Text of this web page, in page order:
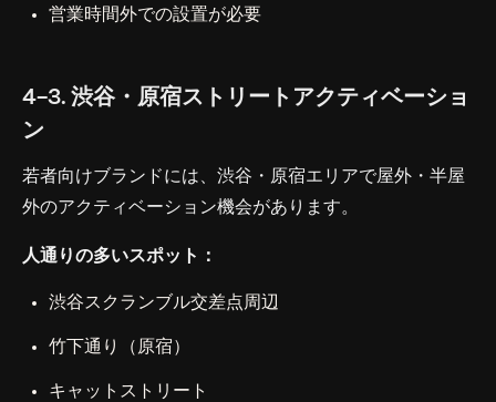
営業時間外での設置が必要
4-3. 渋谷・原宿ストリートアクティベーショ
ン
若者向けブランドには、渋谷・原宿エリアで屋外・半屋
外のアクティベーション機会があります。
人通りの多いスポット：
渋谷スクランブル交差点周辺
竹下通り（原宿）
キャットストリート